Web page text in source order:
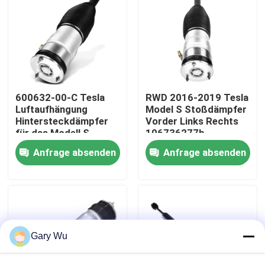
Über uns
Werksbesichtigung
Qualitätskontrolle
Kontakt mit uns
Rechtssachen
Fahrzeugluftfederungssystem
600632-00-C Tesla
Luftaufhängung
Hintersteckdämpfer
für das Modell S
2011-2016
Anfrage absenden
RWD 2016-2019 Tesla
Model S Stoßdämpfer
Vorder Links Rechts
106736277b
Anfrage absenden
Gary Wu